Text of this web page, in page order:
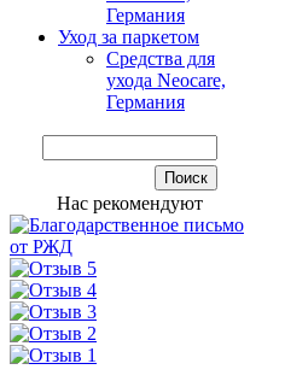
Германия
Уход за паркетом
Средства для
ухода Neocare,
Германия
Нас рекомендуют